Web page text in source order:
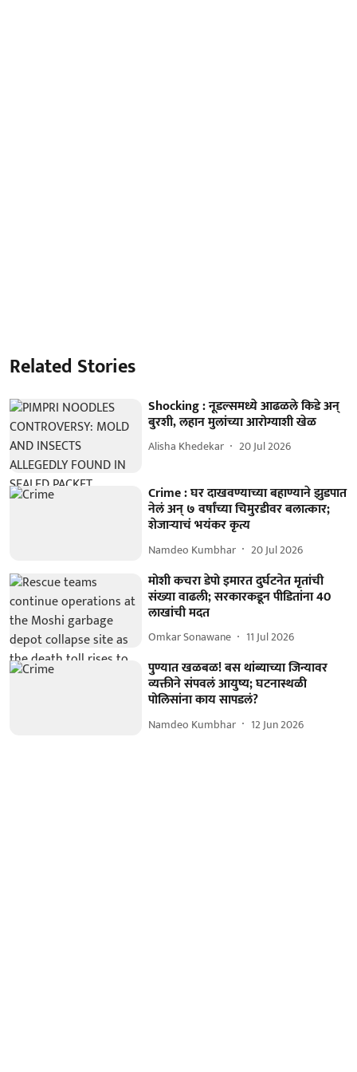
Related Stories
Shocking : नूडल्समध्ये आढळले किडे अन्
बुरशी, लहान मुलांच्या आरोग्याशी खेळ
Alisha Khedekar 20 Jul 2026
Crime : घर दाखवण्याच्या बहाण्याने झुडपात
नेलं अन् ७ वर्षांच्या चिमुरडीवर बलात्कार;
शेजाऱ्याचं भयंकर कृत्य
Namdeo Kumbhar 20 Jul 2026
मोशी कचरा डेपो इमारत दुर्घटनेत मृतांची
संख्या वाढली; सरकारकडून पीडितांना 40
लाखांची मदत
Omkar Sonawane 11 Jul 2026
पुण्यात खळबळ! बस थांब्याच्या जिन्यावर
व्यक्तीने संपवलं आयुष्य; घटनास्थळी
पोलिसांना काय सापडलं?
Namdeo Kumbhar 12 Jun 2026